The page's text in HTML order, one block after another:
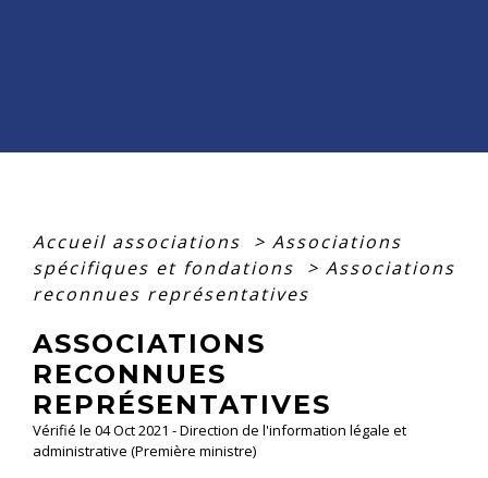
Accueil associations > Associations
spécifiques et fondations
> Associations
reconnues représentatives
ASSOCIATIONS
RECONNUES
REPRÉSENTATIVES
Vérifié le 04 Oct 2021 - Direction de l'information légale et
administrative (Première ministre)